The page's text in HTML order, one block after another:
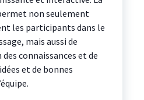
non seulement
les participants dans le
mais aussi de
connaissances et de
et de bonnes